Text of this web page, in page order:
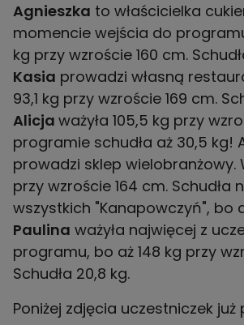
Agnieszka to właścicielka
momencie wejścia do
kg przy wzroście 160 cm.
Kasia prowadzi własną
93,1 kg przy wzroście 169 cm.
Alicja ważyła 105,5 kg przy
programie schudła aż 30,5 kg!
prowadzi sklep wielobranżowy.
przy wzroście 164 cm. Schudła
wszystkich "Kanapowczyń", bo
Paulina ważyła najwięcej z
programu, bo aż 148 kg przy
Schudła 20,8 kg.
Poniżej zdjęcia uczestniczek już